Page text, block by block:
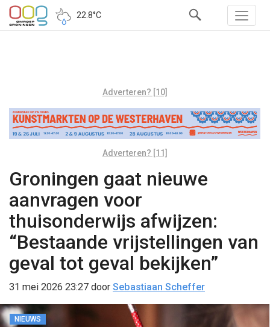
22.8°C
Adverteren? [10]
Adverteren? [11]
Groningen gaat nieuwe
aanvragen voor
thuisonderwijs afwijzen:
“Bestaande vrijstellingen van
geval tot geval bekijken”
31 mei 2026 23:27 door Sebastiaan Scheffer
NIEUWS